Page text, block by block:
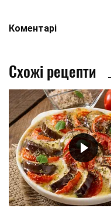
Коментарі
Схожі рецепти